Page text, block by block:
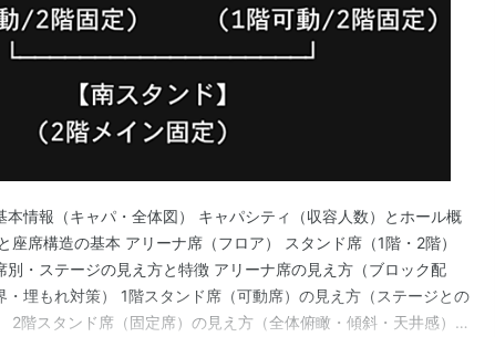
本情報（キャパ・全体図） キャパシティ（収容人数）とホール概
座席構造の基本 アリーナ席（フロア） スタンド席（1階・2階）
別・ステージの見え方と特徴 アリーナ席の見え方（ブロック配
・埋もれ対策） 1階スタンド席（可動席）の見え方（ステージとの
2階スタンド席（固定席）の見え方（全体俯瞰・傾斜・天井感）